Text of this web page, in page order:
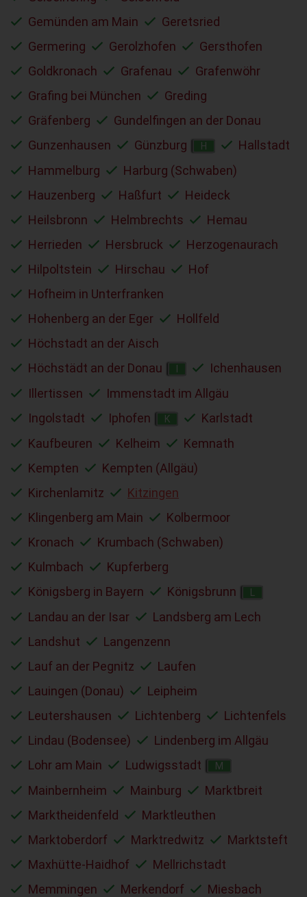
Gemünden am Main
Geretsried
Germering
Gerolzhofen
Gersthofen
Goldkronach
Grafenau
Grafenwöhr
Grafing bei München
Greding
Gräfenberg
Gundelfingen an der Donau
Gunzenhausen
Günzburg H
Hallstadt
Hammelburg
Harburg (Schwaben)
Hauzenberg
Haßfurt
Heideck
Heilsbronn
Helmbrechts
Hemau
Herrieden
Hersbruck
Herzogenaurach
Hilpoltstein
Hirschau
Hof
Hofheim in Unterfranken
Hohenberg an der Eger
Hollfeld
Höchstadt an der Aisch
Höchstädt an der Donau
Ichenhausen
Illertissen
Immenstadt im Allgäu
Ingolstadt
Iphofen K
Karlstadt
Kaufbeuren
Kelheim
Kemnath
Kempten
Kempten (Allgäu)
Kirchenlamitz
Kitzingen
Klingenberg am Main
Kolbermoor
Kronach
Krumbach (Schwaben)
Kulmbach
Kupferberg
Königsberg in Bayern
Königsbrunn
Landau an der Isar
Landsberg am Lech
Landshut
Langenzenn
Lauf an der Pegnitz
Laufen
Lauingen (Donau)
Leipheim
Leutershausen
Lichtenberg
Lichtenfels
Lindau (Bodensee)
Lindenberg im Allgäu
Lohr am Main
Ludwigsstadt M
Mainbernheim Mainburg
Marktbreit
Marktheidenfeld
Marktleuthen
Marktoberdorf
Marktredwitz
Marktsteft
Maxhütte-Haidhof
Mellrichstadt
Memmingen
Merkendorf
Miesbach